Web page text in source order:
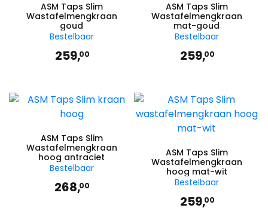
ASM Taps Slim
Wastafelmengkraan
goud
Bestelbaar
259,00
ASM Taps Slim
Wastafelmengkraan
mat-goud
Bestelbaar
259,00
ASM Taps Slim
Wastafelmengkraan
hoog antraciet
Bestelbaar
268,00
ASM Taps Slim
Wastafelmengkraan
hoog mat-wit
Bestelbaar
259,00